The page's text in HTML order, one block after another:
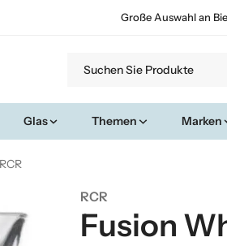
Große Auswahl an
Glas Themen Marken
RCR
Fusion